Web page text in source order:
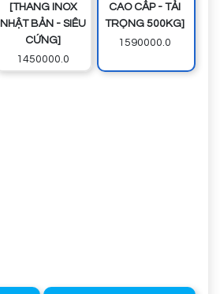
[THANG INOX
NHẬT BẢN - SIÊU
CỨNG]
1450000.0
CAO CẤP - TẢI
TRỌNG 500KG]
1590000.0